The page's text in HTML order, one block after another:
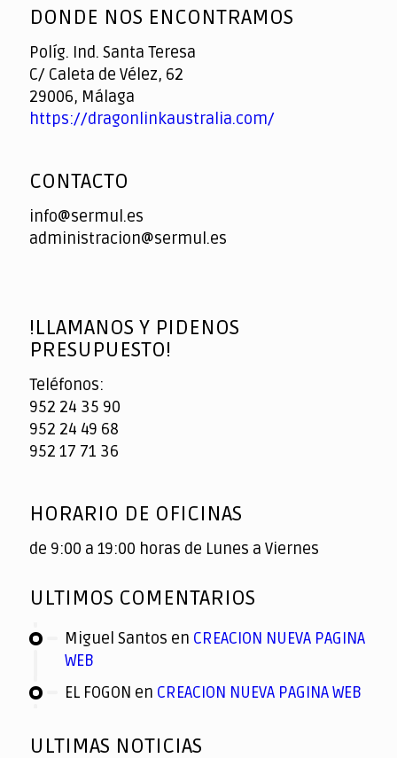
of
DONDE NOS ENCONTRAMOS
Políg. Ind. Santa Teresa
C/ Caleta de Vélez, 62
29006, Málaga
https://dragonlinkaustralia.com/
CONTACTO
info@sermul.es
administracion@sermul.es
!LLAMANOS Y PIDENOS
PRESUPUESTO!
Teléfonos:
952 24 35 90
952 24 49 68
952 17 71 36
HORARIO DE OFICINAS
de 9:00 a 19:00 horas de Lunes a Viernes
ULTIMOS COMENTARIOS
Miguel Santos en CREACION NUEVA PAGINA
WEB
EL FOGON en CREACION NUEVA PAGINA WEB
ULTIMAS NOTICIAS